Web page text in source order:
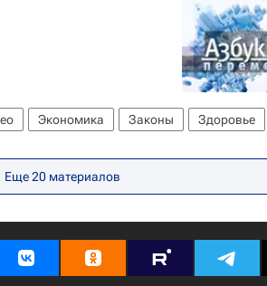
Экономика Законы
Здоровье
Еще 20 материалов